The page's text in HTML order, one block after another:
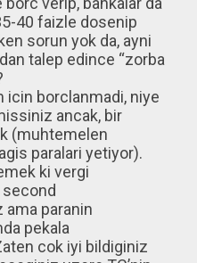
40 faizle dosenip
sorun yok da, ayni
talep edince “zorba
icin borclanmadi, niye
ancak, bir
(muhtemelen
paralari yetiyor).
ki vergi
ama paranin
pekala
cok iyi bildiginiz